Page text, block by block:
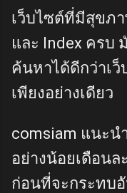
เว็บไซต์ที่มีสุขภา
และ Index ครบ
ค้นหาได้ดีกว่าเ
เพียงอย่างเดียว
comsiam แนะน
อย่างน้อยเดือน
ก่อนที่จะกระทบ